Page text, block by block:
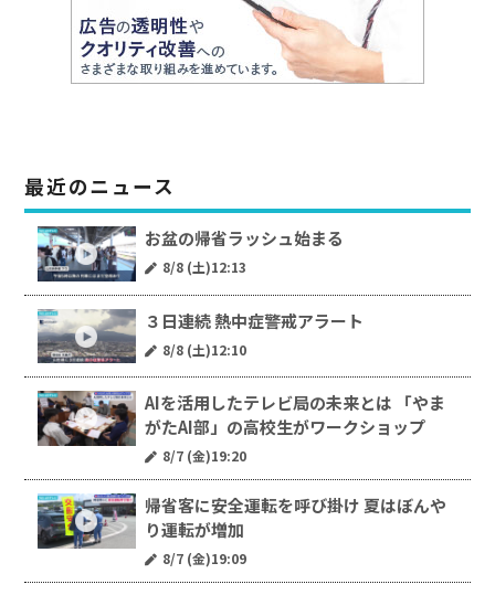
最近のニュース
お盆の帰省ラッシュ始まる
8/8 (土)12:13
３日連続 熱中症警戒アラート
8/8 (土)12:10
AIを活用したテレビ局の未来とは 「やま
がたAI部」の高校生がワークショップ
8/7 (金)19:20
帰省客に安全運転を呼び掛け 夏はぼんや
り運転が増加
8/7 (金)19:09